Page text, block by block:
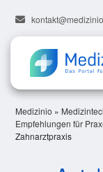
Medizinio »
Empfehlungen für
Zahnarztpraxis